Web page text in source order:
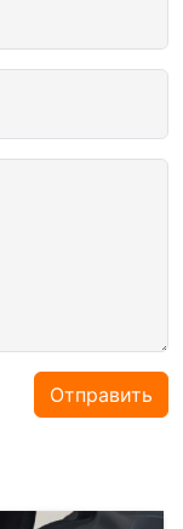
Отправить